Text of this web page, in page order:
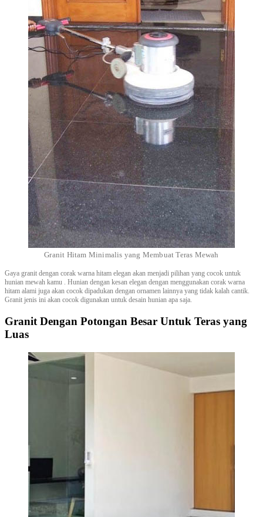
Granit Hitam Minimalis yang Membuat Teras Mewah
Gaya granit dengan corak warna hitam elegan akan menjadi pilihan yang cocok untuk
hunian mewah kamu . Hunian dengan kesan elegan dengan menggunakan corak warna
hitam alami juga akan cocok dipadukan dengan ornamen lainnya yang tidak kalah cantik.
Granit jenis ini akan cocok digunakan untuk desain hunian apa saja.
Granit Dengan Potongan Besar Untuk Teras yang
Luas